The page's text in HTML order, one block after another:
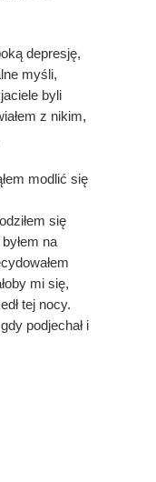
depresję,
myśli,
byli
z nikim,
modlić się
się
na
mi się,
tej nocy.
podjechał i